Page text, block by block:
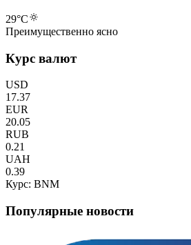
29°C
Преимущественно ясно
Курс валют
USD
17.37
EUR
20.05
RUB
0.21
UAH
0.39
Курс: BNM
Популярные новости